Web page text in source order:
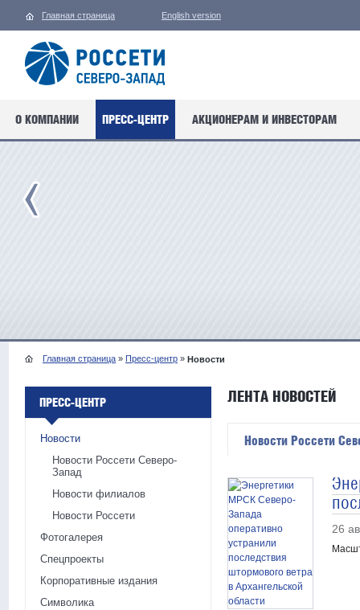
Главная страница English version
О КОМПАНИИ ПРЕСС-ЦЕНТР АКЦИОНЕРАМ И ИНВЕСТОРАМ
Главная страница » Пресс-центр » Новости
ПРЕСС-ЦЕНТР
Новости
Новости Россети Северо-
Запад
Новости филиалов
Новости Россети
Фотогалерея
Спецпроекты
Корпоративные издания
Символика
ЛЕНТА НОВОСТЕЙ
Новости Россети
26